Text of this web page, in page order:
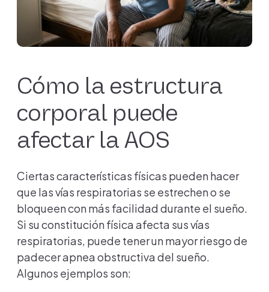
Cómo la estructura
corporal puede
afectar la AOS
Ciertas características físicas pueden hacer
que las vías respiratorias se estrechen o se
bloqueen con más facilidad durante el sueño.
Si su constitución física afecta sus vías
respiratorias, puede tener un mayor riesgo de
padecer apnea obstructiva del sueño.
Algunos ejemplos son: